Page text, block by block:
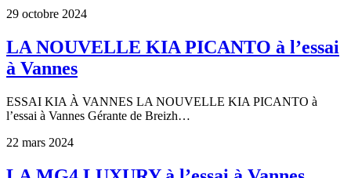
29 octobre 2024
LA NOUVELLE KIA PICANTO à l’essai
à Vannes
ESSAI KIA À VANNES LA NOUVELLE KIA PICANTO à
l’essai à Vannes Gérante de Breizh…
22 mars 2024